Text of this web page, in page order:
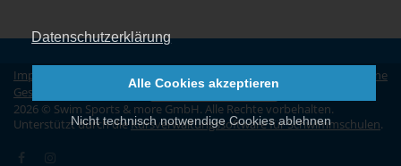
Datenschutzerklärung
Nicht technisch notwendige Cookies ablehnen
Alle Cookies akzeptieren
Impressum Datenschutz | Erklärung zur Barrierefreiheit
Allgemeine
Geschäftsbedingungen|
Vertrag widerrufen
2026 © Swim Sports & more GmbH. Alle Rechte vorbehalten.
Unterstützt durch dieKursverwaltungssoftware für Schwimmschulen.